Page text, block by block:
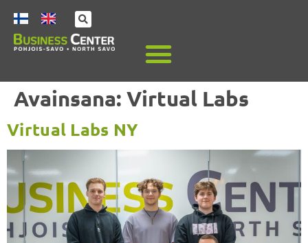
Avainsana: Virtual Labs
Virtual Labs NY